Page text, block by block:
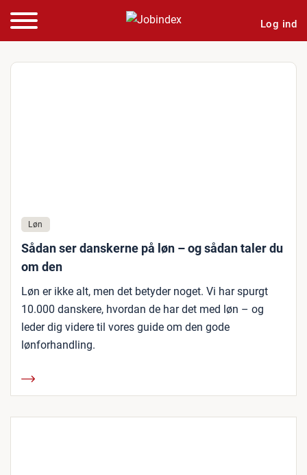
Log ind
Løn
Sådan ser danskerne på løn – og sådan taler du
om den
Løn er ikke alt, men det betyder noget. Vi har spurgt
10.000 danskere, hvordan de har det med løn – og
leder dig videre til vores guide om den gode
lønforhandling.